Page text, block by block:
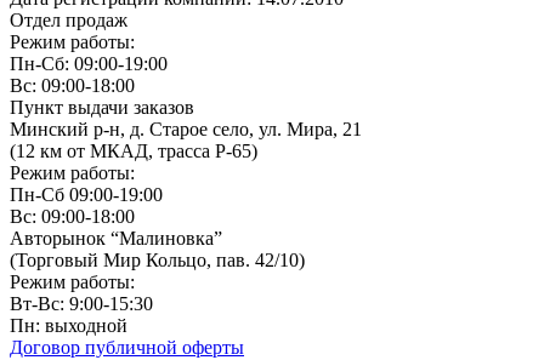
Отдел продаж
Режим работы:
Пн-Сб: 09:00-19:00
Вс: 09:00-18:00
Пункт выдачи заказов
Минский р-н, д. Старое село, ул. Мира, 21
(12 км от МКАД, трасса P-65)
Режим работы:
Пн-Сб 09:00-19:00
Вс: 09:00-18:00
Авторынок “Малиновка”
(Торговый Мир Кольцо, пав. 42/10)
Режим работы:
Вт-Вс: 9:00-15:30
Пн: выходной
Договор публичной оферты